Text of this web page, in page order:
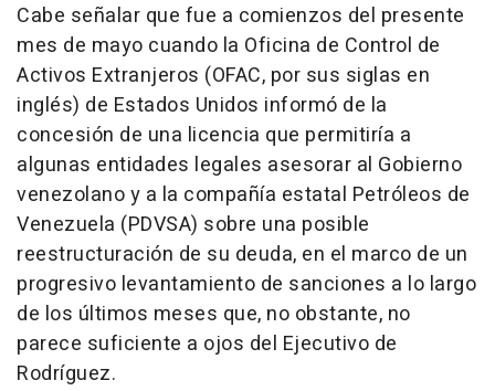
Cabe señalar que fue a comienzos del presente
mes de mayo cuando la Oficina de Control de
Activos Extranjeros (OFAC, por sus siglas en
inglés) de Estados Unidos informó de la
concesión de una licencia que permitiría a
algunas entidades legales asesorar al Gobierno
venezolano y a la compañía estatal Petróleos de
Venezuela (PDVSA) sobre una posible
reestructuración de su deuda, en el marco de un
progresivo levantamiento de sanciones a lo largo
de los últimos meses que, no obstante, no
parece suficiente a ojos del Ejecutivo de
Rodríguez.